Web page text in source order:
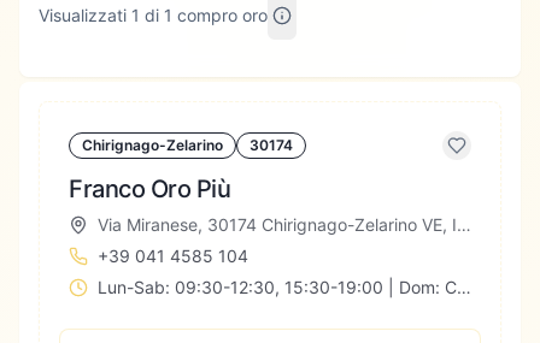
Visualizzati 1 di 1 compro oro
Chirignago-Zelarino 30174
Franco Oro Più
Via Miranese, 30174 Chirignago-Zelarino VE, Italia
+39 041 4585 104
Lun-Sab: 09:30-12:30, 15:30-19:00 | Dom: Chiuso